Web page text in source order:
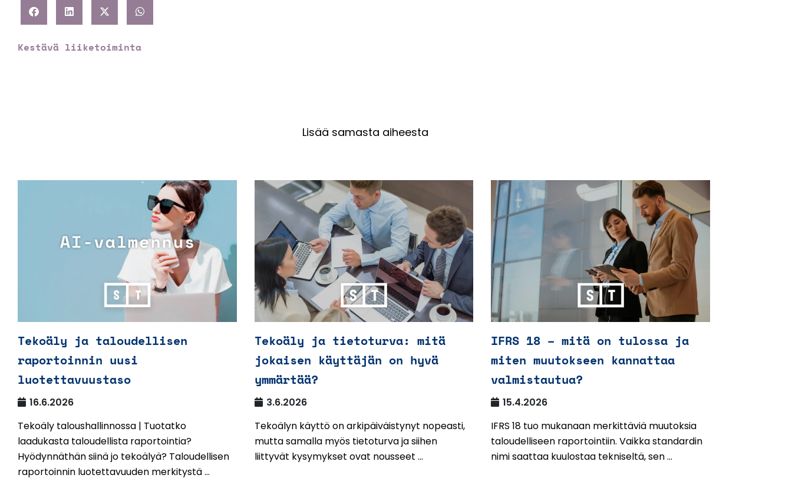
Kestävä liiketoiminta
Lisää samasta aiheesta
Tekoäly ja taloudellisen
raportoinnin uusi
luotettavuustaso
16.6.2026
Tekoäly taloushallinnossa | Tuotatko
laadukasta taloudellista raportointia?
Hyödynnäthän siinä jo tekoälyä? Taloudellisen
raportoinnin luotettavuuden merkitystä ...
Tekoäly ja tietoturva: mitä
jokaisen käyttäjän on hyvä
ymmärtää?
3.6.2026
Tekoälyn käyttö on arkipäiväistynyt nopeasti,
mutta samalla myös tietoturva ja siihen
liittyvät kysymykset ovat nousseet ...
IFRS 18 – mitä on tulossa ja
miten muutokseen kannattaa
valmistautua?
15.4.2026
IFRS 18 tuo mukanaan merkittäviä muutoksia
taloudelliseen raportointiin. Vaikka standardin
nimi saattaa kuulostaa tekniseltä, sen ...